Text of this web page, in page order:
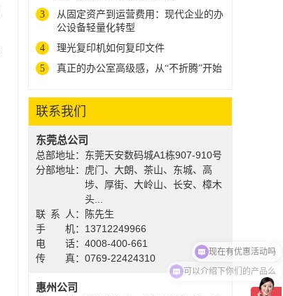
3
从固定资产到运营费用：现代企业的办
公设备轻量化转型
4
理光复印机如何复印文件
5
真正的办公室高级感，从“不折腾”开始
联系我们
东莞总公司
总部地址： 东莞天安数码城A1栋907-910号
分部地址： 虎门、大朗、茶山、东城、高
埗、厚街、大岭山、长安、樟木
头...
联系人 ：
陈先生
手机： 13712249966
电话： 4008-400-661
传真： 0769-22424310
惠州公司
可以介绍下你们的产品么